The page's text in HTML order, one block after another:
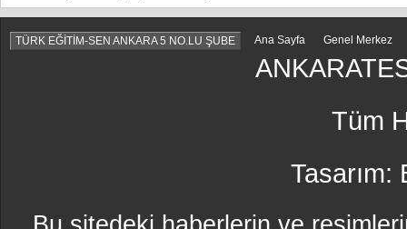
TÜRK EĞİTİM-SEN ANKARA 5 NO.LU ŞUBE Ana Sayfa Genel Merkez
Tüm
Tasarım: